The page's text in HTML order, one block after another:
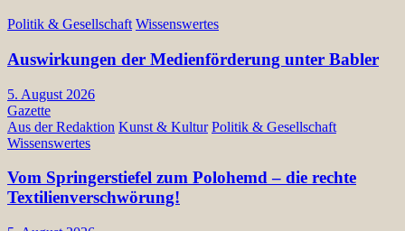
Politik & Gesellschaft Wissenswertes
Auswirkungen der Medienförderung unter Babler
5. August 2026
Gazette
Aus der Redaktion Kunst & Kultur Politik & Gesellschaft
Wissenswertes
Vom Springerstiefel zum Polohemd – die rechte
Textilienverschwörung!